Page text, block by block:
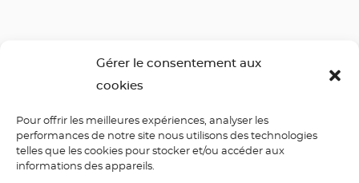
Gérer le consentement aux
cookies
Pour offrir les meilleures expériences, analyser les
performances de notre site nous utilisons des technologies
telles que les cookies pour stocker et/ou accéder aux
informations des appareils.
Italien